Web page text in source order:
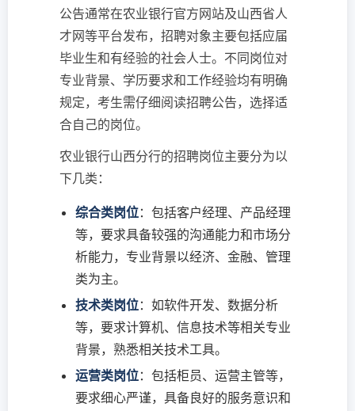
公告通常在农业银行官方网站及山西省人
才网等平台发布，招聘对象主要包括应届
毕业生和有经验的社会人士。不同岗位对
专业背景、学历要求和工作经验均有明确
规定，考生需仔细阅读招聘公告，选择适
合自己的岗位。
农业银行山西分行的招聘岗位主要分为以
下几类：
综合类岗位：包括客户经理、产品经理
等，要求具备较强的沟通能力和市场分
析能力，专业背景以经济、金融、管理
类为主。
技术类岗位：如软件开发、数据分析
等，要求计算机、信息技术等相关专业
背景，熟悉相关技术工具。
运营类岗位：包括柜员、运营主管等，
要求细心严谨，具备良好的服务意识和